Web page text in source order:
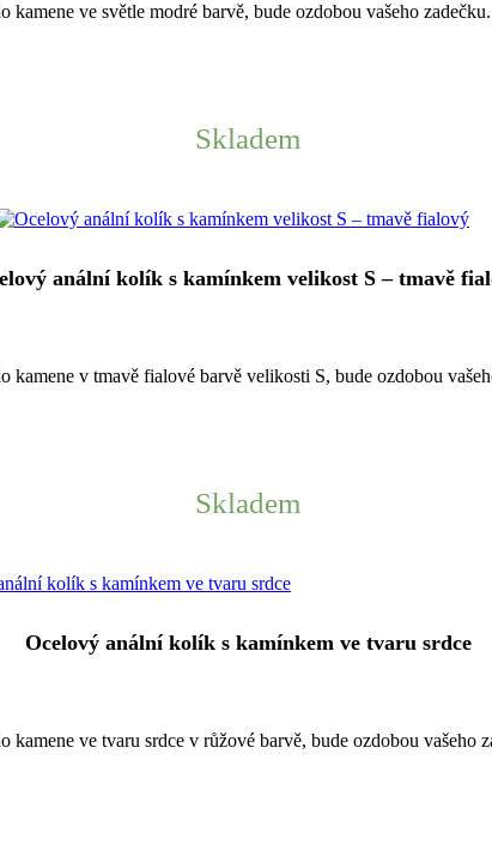
ve světle modré barvě, bude ozdobou vašeho zadečku.
Skladem
anální kolík s kamínkem velikost S – tmavě
v tmavě fialové barvě velikosti S, bude ozdobou
Skladem
Ocelový anální kolík s kamínkem ve tvaru srdce
ve tvaru srdce v růžové barvě, bude ozdobou vašeho